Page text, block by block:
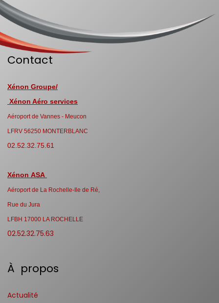
Contact
Xénon Groupe/
Xénon Aéro services
Aéroport de Vannes - Meucon
LFRV 56250 MONTERBLANC
02.52.32.75.61
Xénon ASA
Aéroport de La Rochelle-Ile de Ré,
Rue du Jura
LFBH 17000 LA ROCHELLE
02.52.32.75.63
À propos
Actualité